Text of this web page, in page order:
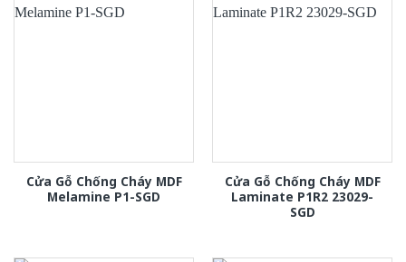
Cửa Gỗ Chống Cháy MDF
Melamine P1-SGD
Cửa Gỗ Chống Cháy MDF
Laminate P1R2 23029-
SGD